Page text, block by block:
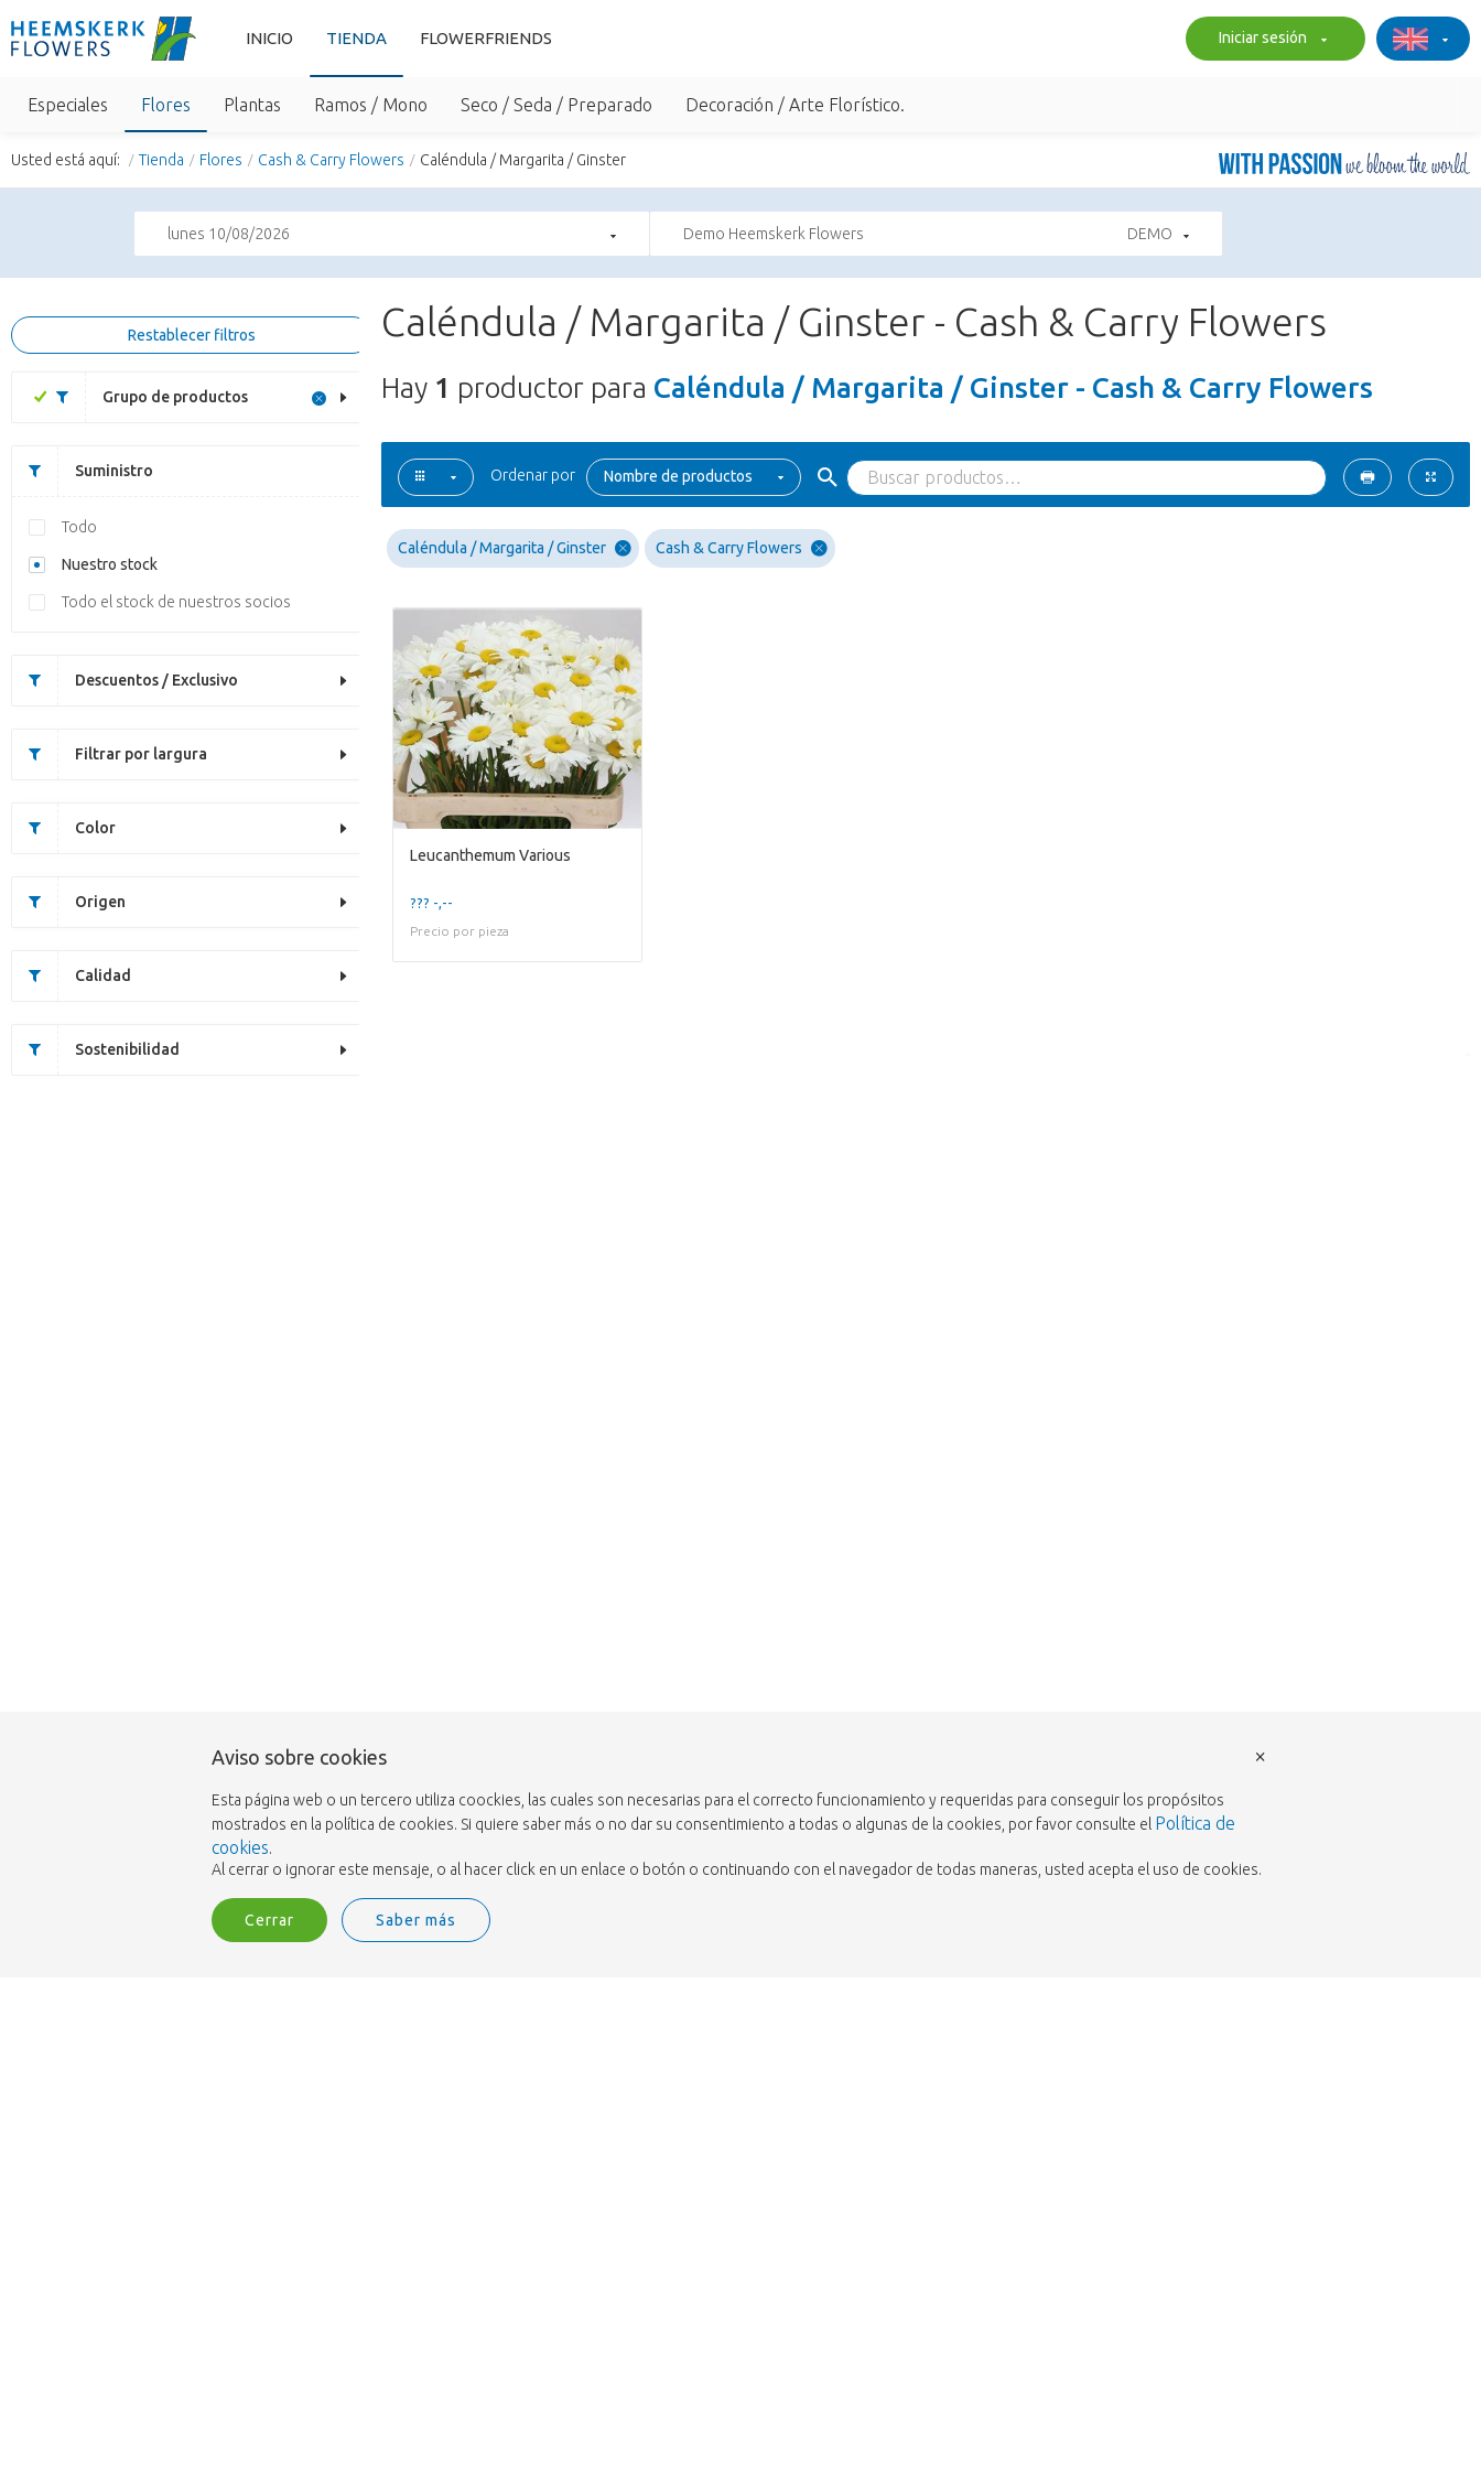
INICIO TIENDA FLOWERFRIENDS Iniciar sesión
Especiales Flores Plantas Ramos / Mono Seco / Seda / Preparado Decoración / Arte Florístico.
Usted está aquí: Tienda Flores Cash & Carry Flowers Caléndula / Margarita / Ginster
lunes 10/08/2026 Demo Heemskerk Flowers DEMO
Restablecer filtros
Grupo de productos
Suministro
Todo
Nuestro stock
Todo el stock de nuestros socios
Descuentos / Exclusivo
Filtrar por largura
Color
Origen
Calidad
Sostenibilidad
Caléndula / Margarita / Ginster - Cash & Carry Flowers
Hay 1 productor para Caléndula / Margarita / Ginster - Cash & Carry Flowers
Ordenar por Nombre de productos
Caléndula / Margarita / Ginster Cash & Carry Flowers
Leucanthemum Various
??? -,--
Precio por pieza
Aviso sobre cookies
Esta página web o un tercero utiliza coockies, las cuales son necesarias para el correcto funcionamiento y requeridas para conseguir los propósitos
mostrados en la política de cookies. Si quiere saber más o no dar su consentimiento a todas o algunas de la cookies, por favor consulte el Política de
cookies.
Al cerrar o ignorar este mensaje, o al hacer click en un enlace o botón o continuando con el navegador de todas maneras, usted acepta el uso de cookies.
Cerrar Saber más
×